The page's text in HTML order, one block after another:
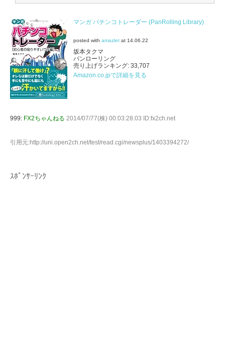
マンガ パチンコトレーダー (PanRolling Library)
posted with amazlet at 14.06.22
坂本タクマ
パンローリング
売り上げランキング: 33,707
Amazon.co.jpで詳細を見る
999: FX2ちゃんねる 2014/07/77(株) 00:03:28.03 ID:fx2ch.net
引用元:http://uni.open2ch.net/test/read.cgi/newsplus/1403394272/
ｽﾎﾟﾝｻｰﾘﾝｸ